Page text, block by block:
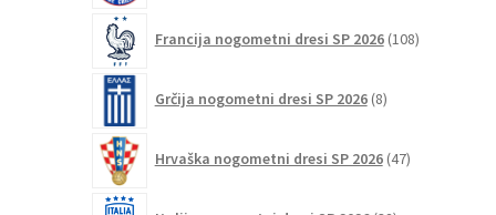
Francija nogometni dresi SP 2026 108izdelkov
Grčija nogometni dresi SP 2026 8izdelkov
Hrvaška nogometni dresi SP 2026 47izdelkov